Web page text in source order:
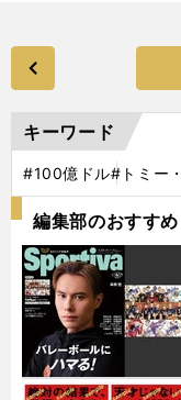
キーワード
#100億ドル#トミー
編集部のおすすめ